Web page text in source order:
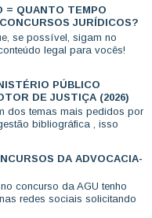
= QUANTO TEMPO
JURÍDICOS?
se possível, sigam no
legal para vocês!
PÚBLICO
DE JUSTIÇA (2026)
dos temas mais pedidos por
bibliográfica , isso
DA ADVOCACIA-
concurso da AGU tenho
redes sociais solicitando